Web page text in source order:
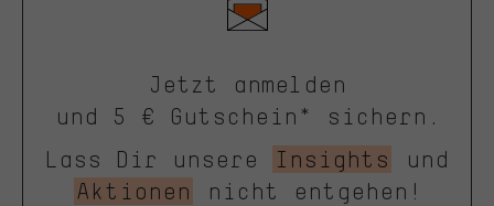
Jetzt anmelden
und 5 € Gutschein* sichern.
Lass Dir unsere
Insights
und
Aktionen
nicht entgehen!